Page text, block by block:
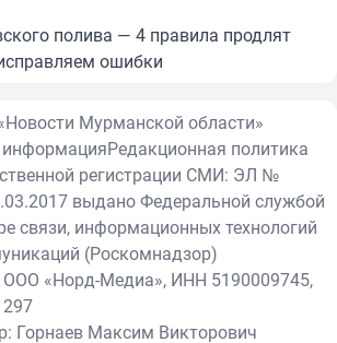
полива — 4 правила продлят
ошибки
Мурманской области»
информацияРедакционная политика
регистрации СМИ: ЭЛ №
выдано Федеральной службой
связи, информационных технологий
(Роскомнадзор)
«Норд-Медиа», ИНН 5190009745,
Горнаев Максим Викторович